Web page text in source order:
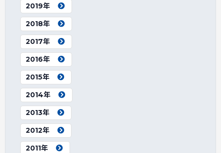
2019年
2018年
2017年
2016年
2015年
2014年
2013年
2012年
2011年